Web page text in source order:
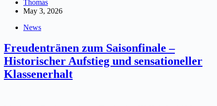
Thomas
May 3, 2026
News
Freudentränen zum Saisonfinale –
Historischer Aufstieg und sensationeller
Klassenerhalt